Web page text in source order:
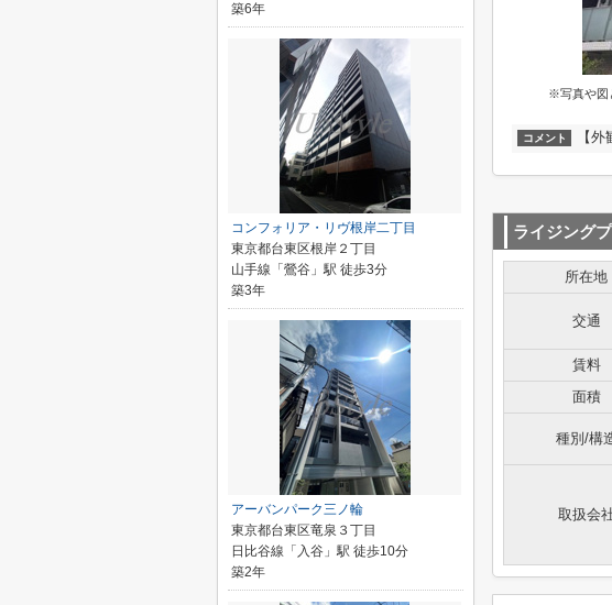
※写真や図
コメント 【外
ライジング
所在地
交通
賃料
面積
種別/構
取扱会
築6年
コンフォリア・リヴ根岸二丁目
東京都台東区根岸２丁目
山手線「鶯谷」駅 徒歩3分
築3年
アーバンパーク三ノ輪
東京都台東区竜泉３丁目
日比谷線「入谷」駅 徒歩10分
築2年